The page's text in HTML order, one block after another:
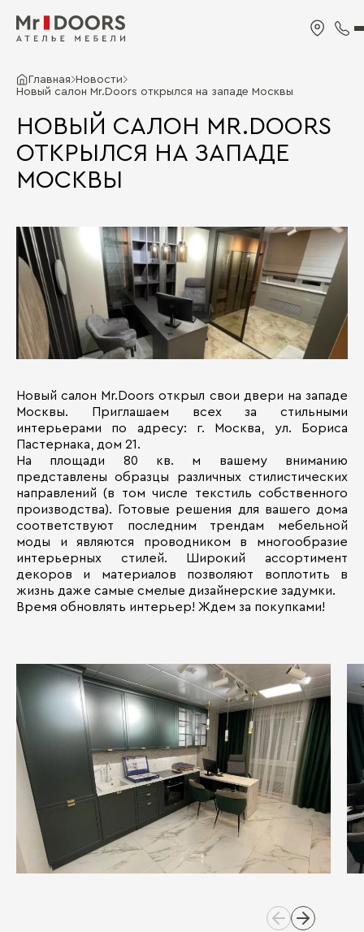
Главная
Новости
Новый салон Mr.Doors открылся на западе Москвы
НОВЫЙ САЛОН MR.DOORS
ОТКРЫЛСЯ НА ЗАПАДЕ
МОСКВЫ
Новый салон Mr.Doors открыл свои двери на западе
Москвы. Приглашаем всех за стильными
интерьерами по адресу: г. Москва, ул. Бориса
Пастернака, дом 21.
На площади 80 кв. м вашему вниманию
представлены образцы различных стилистических
направлений (в том числе текстиль собственного
производства). Готовые решения для вашего дома
соответствуют последним трендам мебельной
моды и являются проводником в многообразие
интерьерных стилей. Широкий ассортимент
декоров и материалов позволяют воплотить в
жизнь даже самые смелые дизайнерские задумки.
Время обновлять интерьер! Ждем за покупками!